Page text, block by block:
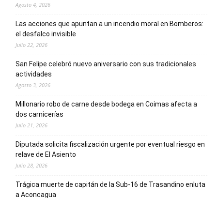
Agosto 4, 2026
Las acciones que apuntan a un incendio moral en Bomberos:
el desfalco invisible
Julio 22, 2026
San Felipe celebró nuevo aniversario con sus tradicionales
actividades
Agosto 3, 2026
Millonario robo de carne desde bodega en Coimas afecta a
dos carnicerías
Julio 21, 2026
Diputada solicita fiscalización urgente por eventual riesgo en
relave de El Asiento
Julio 28, 2026
Trágica muerte de capitán de la Sub-16 de Trasandino enluta
a Aconcagua